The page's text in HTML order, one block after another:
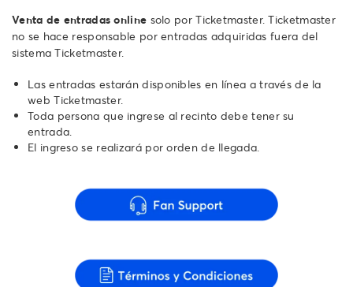
Venta de entradas online solo por Ticketmaster. Ticketmaster
no se hace responsable por entradas adquiridas fuera del
sistema Ticketmaster.
Las entradas estarán disponibles en línea a través de la
web Ticketmaster.
Toda persona que ingrese al recinto debe tener su
entrada.
El ingreso se realizará por orden de llegada.